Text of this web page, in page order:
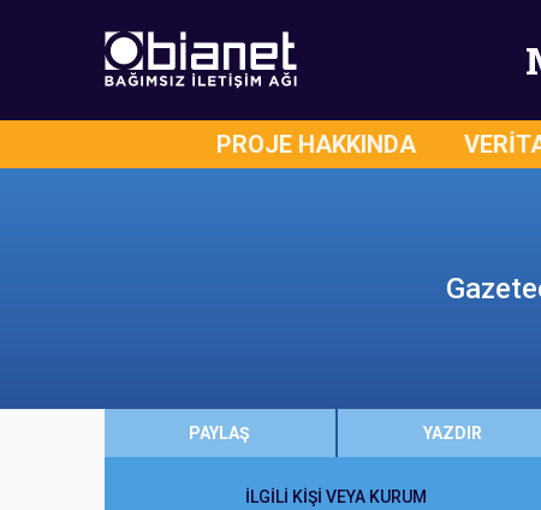
PROJE HAKKINDA
PAYLAŞ YAZDIR
İLGİLİ KİŞİ VEYA KURUM